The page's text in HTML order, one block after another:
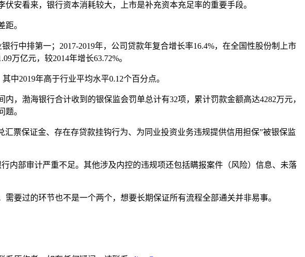
安看来，银行资本消耗较大，上市是补充资本充足率的重要手段。
。
行中排第一；2017-2019年，公司贷款年复合增长率16.4%，在全国性股份制上市
万亿元，较2014年增长63.72%。
中2019年高于行业平均水平0.12个百分点。
，渤海银行合计收到的银保监会罚单总计有32项，累计罚款金额高达4282万元，
。
票保证金、存在存贷款挂钩行为、为同业投资业务违规提供信用担保”被银保监
内部审计严重不足。其他涉及内控的违规项还包括瞒报案件（风险）信息、未落
要过的环节也不是一个两个，想要长期保证所有流程全部通关并非易事。